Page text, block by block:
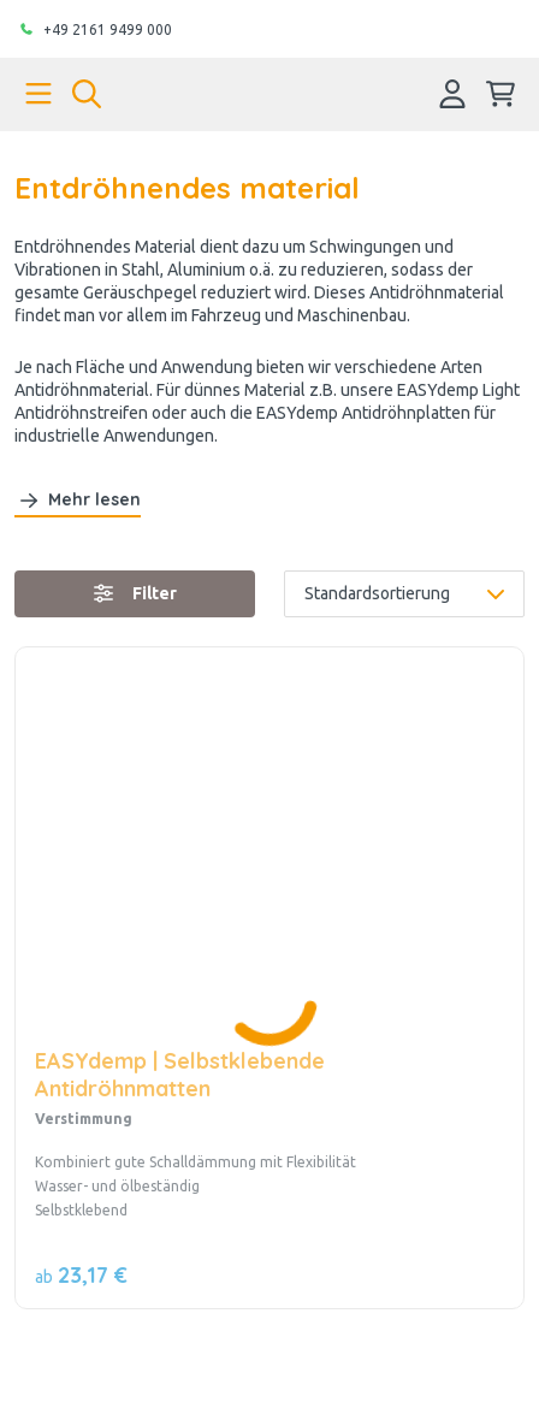
+49 2161 9499 000
Entdröhnendes material
Entdröhnendes Material dient dazu um Schwingungen und
Vibrationen in Stahl, Aluminium o.ä. zu reduzieren, sodass der
gesamte Geräuschpegel reduziert wird. Dieses Antidröhnmaterial
findet man vor allem im Fahrzeug und Maschinenbau.
Je nach Fläche und Anwendung bieten wir verschiedene Arten
Antidröhnmaterial. Für dünnes Material z.B. unsere EASYdemp Light
Antidröhnstreifen oder auch die EASYdemp Antidröhnplatten für
industrielle Anwendungen.
Mehr lesen
Filter
EASYdemp | Selbstklebende
Antidröhnmatten
Verstimmung
Kombiniert gute Schalldämmung mit Flexibilität
Wasser- und ölbeständig
Selbstklebend
ab 23,17 €